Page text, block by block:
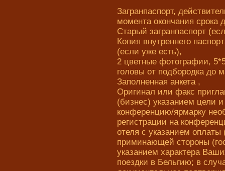
Загранпаспорт,
момента окончания срока
Старый загранпаспорт
Копия внутреннего
(если уже есть),
2 цветные фотографии,
головы от подбородка до
Заполненная анкета ,
Оригинал или факс
(бизнес) указанием цели
конференцию/ярмарку
регистрации на
отеля с указанием
приминающей стороны
указанием характера
поездки в Бельгию; в